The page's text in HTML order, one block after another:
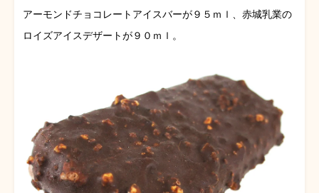
アーモンドチョコレートアイスバーが９５ｍｌ、赤城乳業の
ロイズアイスデザートが９０ｍｌ。